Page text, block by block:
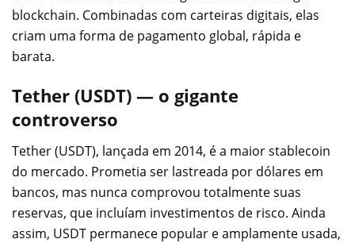
blockchain. Combinadas com carteiras digitais, elas
criam uma forma de pagamento global, rápida e
barata.
Tether (USDT) — o gigante
controverso
Tether (USDT), lançada em 2014, é a maior stablecoin
do mercado. Prometia ser lastreada por dólares em
bancos, mas nunca comprovou totalmente suas
reservas, que incluíam investimentos de risco. Ainda
assim, USDT permanece popular e amplamente usada,